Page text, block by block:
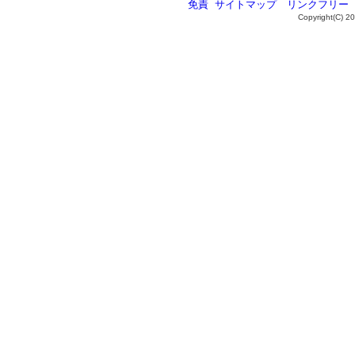
免責 サイトマップ リンクフリー
Copyright(C)